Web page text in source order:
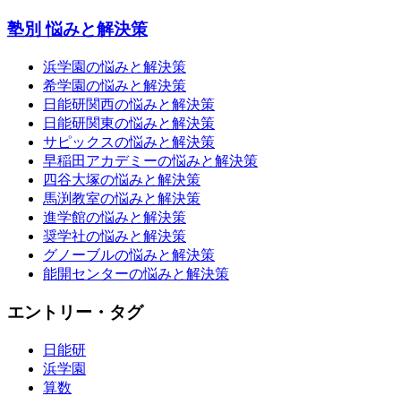
塾別 悩みと解決策
浜学園の悩みと解決策
希学園の悩みと解決策
日能研関西の悩みと解決策
日能研関東の悩みと解決策
サピックスの悩みと解決策
早稲田アカデミーの悩みと解決策
四谷大塚の悩みと解決策
馬渕教室の悩みと解決策
進学館の悩みと解決策
奨学社の悩みと解決策
グノーブルの悩みと解決策
能開センターの悩みと解決策
エントリー・タグ
日能研
浜学園
算数